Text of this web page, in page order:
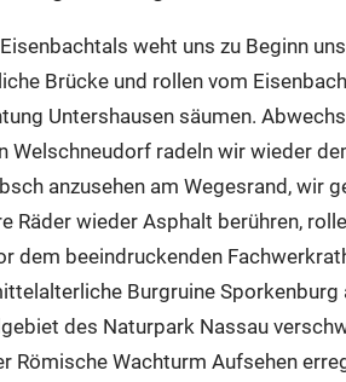
weht uns zu Beginn
Brücke und rollen vom
Untershausen säumen.
Welschneudorf radeln wir wieder
anzusehen am Wegesrand, wir
Räder wieder Asphalt berühren,
dem beeindruckenden
Burgruine
des Naturpark Nassau
Römische Wachturm Aufsehen